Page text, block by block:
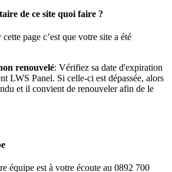
de ce site quoi faire ?
page c’est que votre site a été
renouvelé: Vérifiez sa date d'expiration
LWS Panel. Si celle-ci est dépassée, alors
et il convient de renouveler afin de le
équipe est à votre écoute au 0892 700